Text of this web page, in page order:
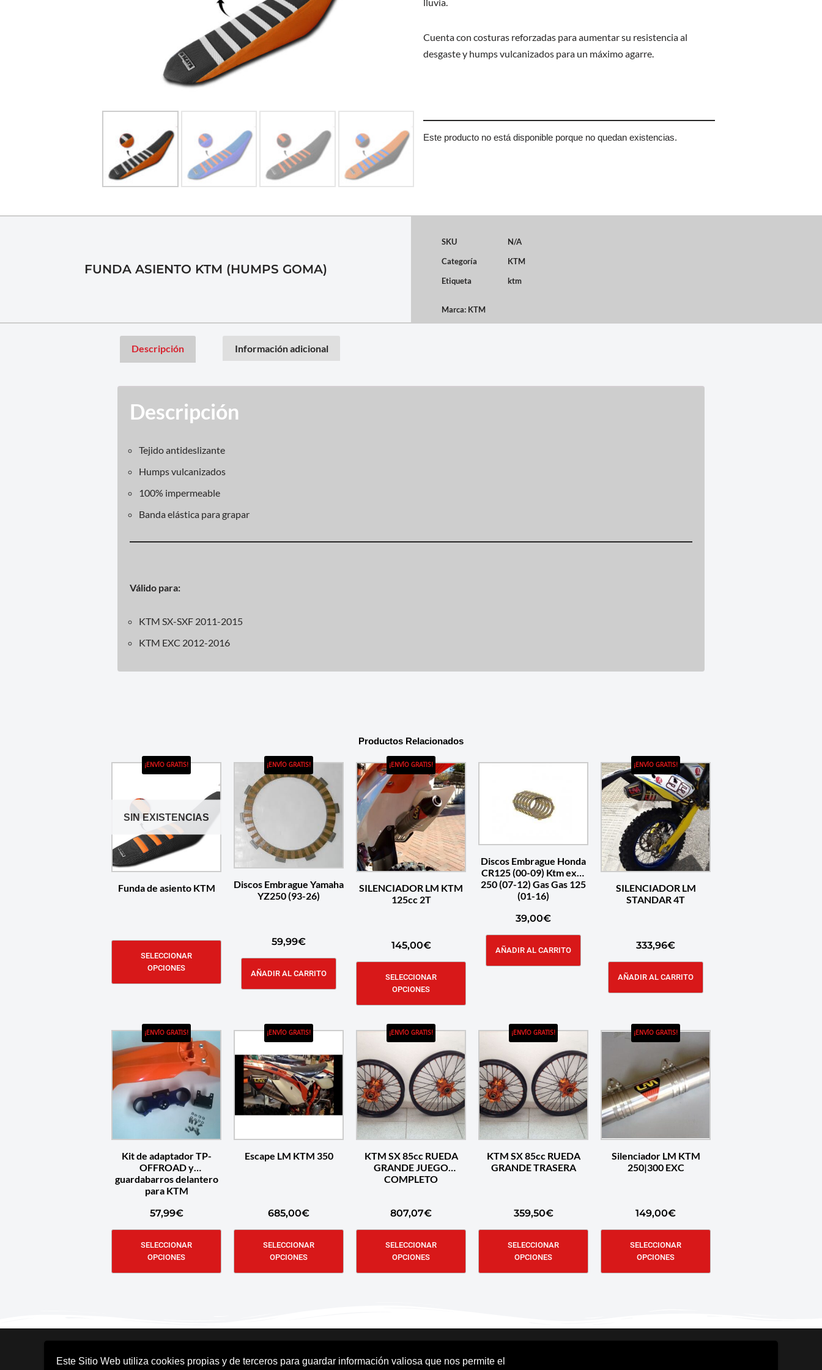
Este Sitio Web utiliza cookies propias y de terceros para guardar información valiosa que nos permite el
Cuenta con costuras reforzadas para aumentar su resistencia al
desgaste y humps vulcanizados para un máximo agarre.
Este producto no está disponible porque no quedan existencias.
FUNDA ASIENTO KTM (HUMPS GOMA)
SKU
N/A
Categoría
KTM
Etiqueta
ktm
Marca: KTM
Descripción Información adicional
Descripción
Tejido antideslizante
Humps vulcanizados
100% impermeable
Banda elástica para grapar
Válido para:
KTM SX-SXF 2011-2015
KTM EXC 2012-2016
Productos Relacionados
SIN EXISTENCIAS
¡ENVÍO GRATIS!
Funda de asiento KTM
SELECCIONAR
OPCIONES
¡ENVÍO GRATIS!
Discos Embrague Yamaha
YZ250 (93-26)
59,99€
AÑADIR AL CARRITO
¡ENVÍO GRATIS!
SILENCIADOR LM KTM
125cc 2T
145,00€
SELECCIONAR
OPCIONES
Discos Embrague Honda
CR125 (00-09) Ktm excf
250 (07-12) Gas Gas 125
(01-16)
39,00€
AÑADIR AL CARRITO
¡ENVÍO GRATIS!
SILENCIADOR LM
STANDAR 4T
333,96€
AÑADIR AL CARRITO
¡ENVÍO GRATIS!
Kit de adaptador TP-
OFFROAD y
guardabarros delantero
para KTM
57,99€
SELECCIONAR
OPCIONES
¡ENVÍO GRATIS!
Escape LM KTM 350
685,00€
SELECCIONAR
OPCIONES
¡ENVÍO GRATIS!
KTM SX 85cc RUEDA
GRANDE JUEGO
COMPLETO
807,07€
SELECCIONAR
OPCIONES
¡ENVÍO GRATIS!
KTM SX 85cc RUEDA
GRANDE TRASERA
359,50€
SELECCIONAR
OPCIONES
¡ENVÍO GRATIS!
Silenciador LM KTM
250|300 EXC
149,00€
SELECCIONAR
OPCIONES